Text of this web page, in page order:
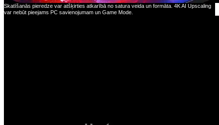
Skatīšanās pieredze var atšķirties atkarībā no satura veida un formāta. 4K AI Upscaling
var nebūt pieejams PC savienojumam un Game Mode.